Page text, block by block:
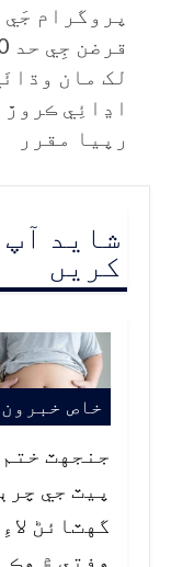
پروگرام جَي
لک مان
اڍائِي ڪروڙ
رپيا مقرر
شاید
کریں
خاص خبرون
جنجهٽ
پيٽ جي
گهٽائڻ لاءِ
هفتي ۾ هڪ